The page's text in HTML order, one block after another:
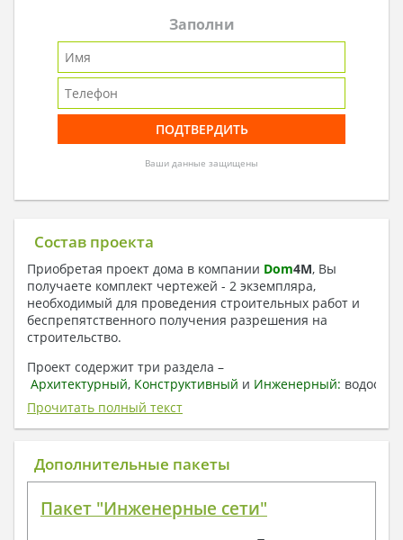
Заполни
Ваши данные защищены
Состав проекта
Приобретая проект дома в компании Dom4M, Вы
получаете комплект чертежей - 2 экземпляра,
необходимый для проведения строительных работ и
беспрепятственного получения разрешения на
строительство.
Проект содержит три раздела –
Архитектурный, Конструктивный и Инженерный:
отопление, вентиляция, канализация,
электроснабжение (приобретается за дополнительную
плату) + Пояснительная записка.
1. Архитектурный раздел:
План координационных осей
Прочитать полный текст
Дополнительные пакеты
Пакет "Инженерные сети"